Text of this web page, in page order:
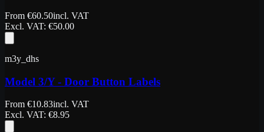
From €60.50incl. VAT
Excl. VAT: €50.00
m3y_dhs
Model 3/Y - Door Button Labels
From €10.83incl. VAT
Excl. VAT: €8.95